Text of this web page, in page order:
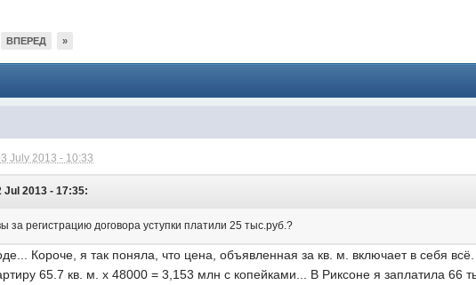
ВПЕРЕД »
July 2013 - 10:33
Jul 2013 - 17:35:
за регистрацию договора уступки платили 25 тыс.руб.?
Короче, я так поняла, что цена, объявленная за кв. м. включает в себя
65.7 кв. м. х 48000 = 3,153 млн с копейками... В Риксоне я заплатила 66